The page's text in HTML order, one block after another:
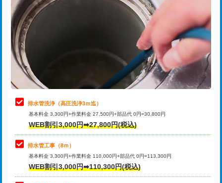
給水管工事※（ライニング鋼管・銅
管・ポリ管・HT管使用/3ｍ超え)
+8,800円
排水管工事（土の掘削・埋め戻し作
業）
11,000円~
排水管工事（排水管工事/3ｍまで） 55,000円
排水管工事（追加 排水管工事/3ｍ超
え）
マス交換（土の掘削・埋め戻し作業）
マス交換（深さ50㎝未満）
マス交換（深さ50㎝以上）
カメラ調査 33,000円
桝清掃 8,800円
止水・漏水調査・防水処理・清掃・修
理・調整・分解・加工など（軽作業）
11,000円
止水・漏水調査・防水処理・清掃・修
理・調整・分解・加工など（中作業）
22,000円
止水・漏水調査・防水処理・清掃・修
理・調整・分解・加工など（重作業）
33,000円
その他部品の脱着
交換・取付（タンク）
排水管洗浄（高圧洗浄3ｍ迄）
基本料金 3,300円+作業料金 27,500円+部品代 0円=30,800円
WEB割引3,000円➡27,800円(税込)
排水管工事（8ｍ）
基本料金 3,300円+作業料金 110,000円+部品代 0円=113,300円
WEB割引3,000円➡110,300円(税込)